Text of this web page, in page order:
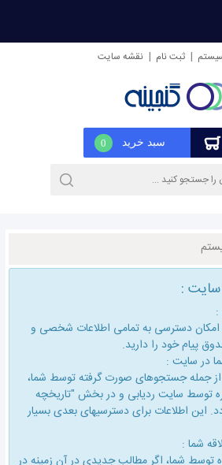
| ثبت نام | نقشه سایت
سبد خرید 0
سایت :
دسترسی به تمامی اطلاعات شخصی و
پیام خود را دارید.
در سایت :
جمله جستجوهای صورت گرفته توسط شما،
توسط سایت ردیابی و در بخش "تاریخچه
این اطلاعات برای دسترسیهای بعدی بسیار
شما :
توسط شما، اگر مطالب جدیدی در آن زمینه در